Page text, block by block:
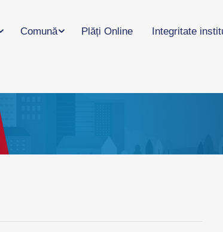
Comună Plăți Online Integritate